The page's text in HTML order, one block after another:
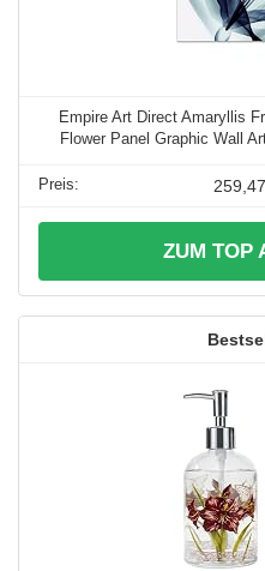
Empire Art Direct Amaryllis
Flower Panel Graphic Wall
ZUM TOP